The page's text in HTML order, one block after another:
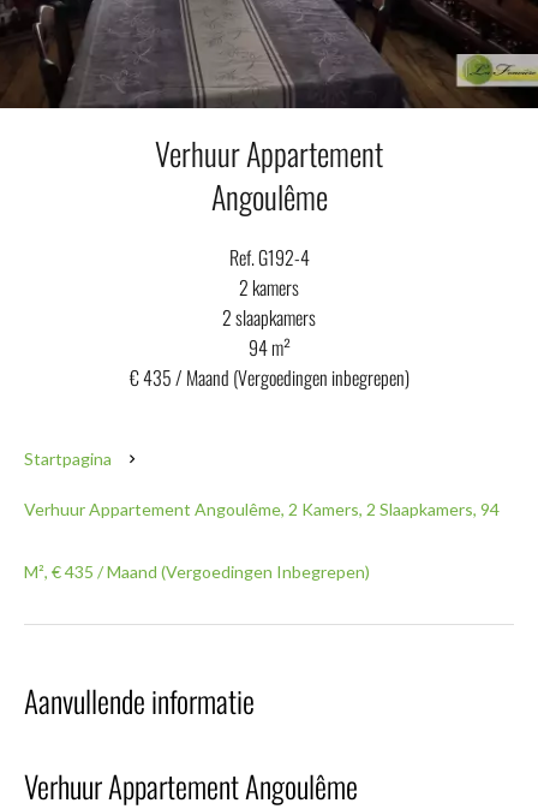
Verhuur Appartement
Angoulême
Ref. G192-4
2 kamers
2 slaapkamers
94 m²
€ 435 / Maand (Vergoedingen inbegrepen)
Startpagina
Verhuur Appartement Angoulême, 2 Kamers, 2 Slaapkamers, 94
M², € 435 / Maand (Vergoedingen Inbegrepen)
Aanvullende informatie
Verhuur Appartement Angoulême